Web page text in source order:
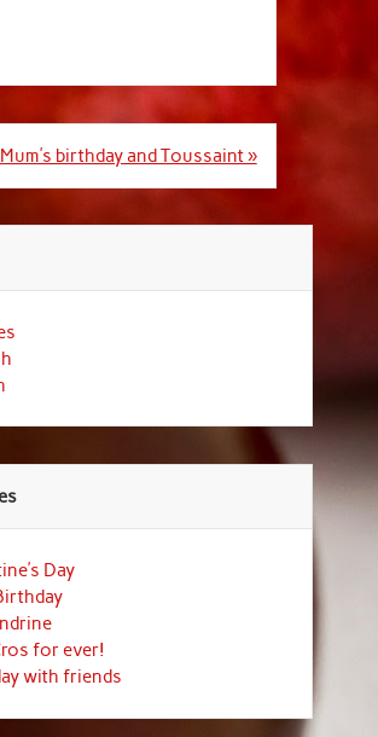
Mum’s birthday and Toussaint »
Day
for ever!
with friends